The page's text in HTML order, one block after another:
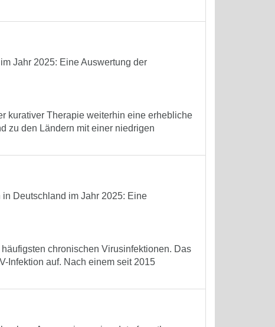
Jahr 2025: Eine Auswertung der
kurativer Therapie weiterhin eine erhebliche
zu den Ländern mit einer niedrigen
Deutschland im Jahr 2025: Eine
chronischen Virusinfektionen. Das
Infektion auf. Nach einem seit 2015